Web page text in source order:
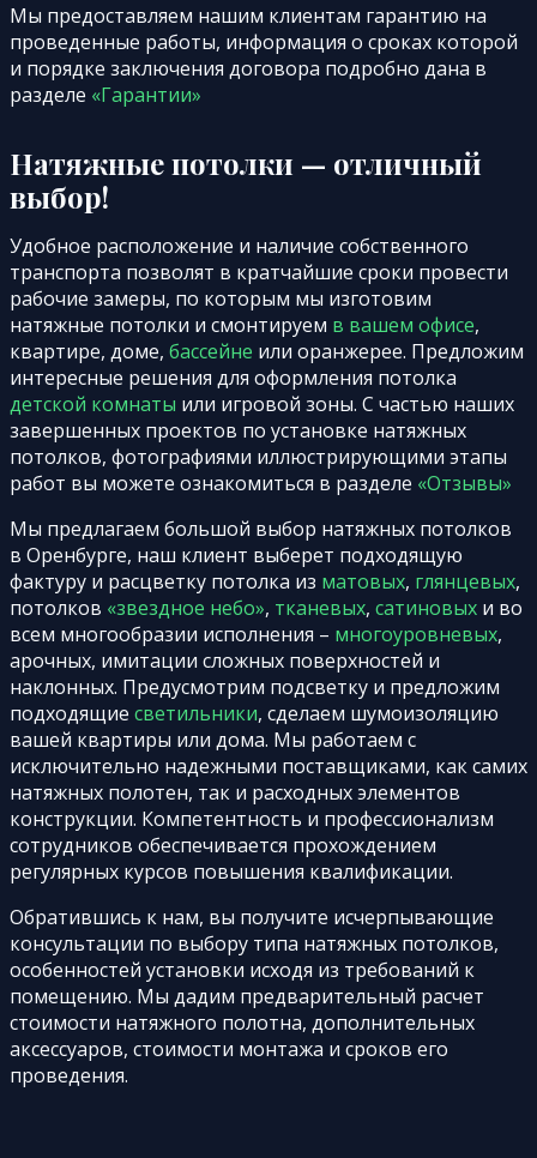
Мы предоставляем нашим клиентам гарантию на
проведенные работы, информация о сроках которой
и порядке заключения договора подробно дана в
разделе «Гарантии»
Натяжные потолки — отличный
выбор!
Удобное расположение и наличие собственного
транспорта позволят в кратчайшие сроки провести
рабочие замеры, по которым мы изготовим
натяжные потолки и смонтируем в вашем офисе,
квартире, доме, бассейне или оранжерее. Предложим
интересные решения для оформления потолка
детской комнаты или игровой зоны. С частью наших
завершенных проектов по установке натяжных
потолков, фотографиями иллюстрирующими этапы
работ вы можете ознакомиться в разделе «Отзывы»
Мы предлагаем большой выбор натяжных потолков
в Оренбурге, наш клиент выберет подходящую
фактуру и расцветку потолка из матовых, глянцевых,
потолков «звездное небо», тканевых, сатиновых и во
всем многообразии исполнения – многоуровневых,
арочных, имитации сложных поверхностей и
наклонных. Предусмотрим подсветку и предложим
подходящие светильники, сделаем шумоизоляцию
вашей квартиры или дома. Мы работаем с
исключительно надежными поставщиками, как самих
натяжных полотен, так и расходных элементов
конструкции. Компетентность и профессионализм
сотрудников обеспечивается прохождением
регулярных курсов повышения квалификации.
Обратившись к нам, вы получите исчерпывающие
консультации по выбору типа натяжных потолков,
особенностей установки исходя из требований к
помещению. Мы дадим предварительный расчет
стоимости натяжного полотна, дополнительных
аксессуаров, стоимости монтажа и сроков его
проведения.